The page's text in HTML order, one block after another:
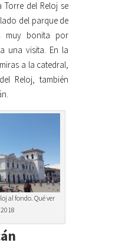
del Reloj se
del parque de
muy bonita por
una visita. En la
a la catedral,
Reloj, también
al fondo. Qué ver